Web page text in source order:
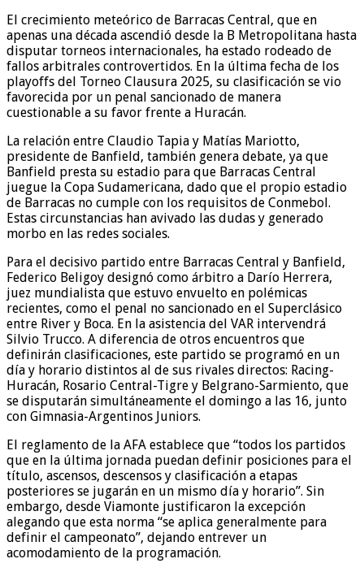
El crecimiento meteórico de Barracas Central, que en
apenas una década ascendió desde la B Metropolitana hasta
disputar torneos internacionales, ha estado rodeado de
fallos arbitrales controvertidos. En la última fecha de los
playoffs del Torneo Clausura 2025, su clasificación se vio
favorecida por un penal sancionado de manera
cuestionable a su favor frente a Huracán.
La relación entre Claudio Tapia y Matías Mariotto,
presidente de Banfield, también genera debate, ya que
Banfield presta su estadio para que Barracas Central
juegue la Copa Sudamericana, dado que el propio estadio
de Barracas no cumple con los requisitos de Conmebol.
Estas circunstancias han avivado las dudas y generado
morbo en las redes sociales.
Para el decisivo partido entre Barracas Central y Banfield,
Federico Beligoy designó como árbitro a Darío Herrera,
juez mundialista que estuvo envuelto en polémicas
recientes, como el penal no sancionado en el Superclásico
entre River y Boca. En la asistencia del VAR intervendrá
Silvio Trucco. A diferencia de otros encuentros que
definirán clasificaciones, este partido se programó en un
día y horario distintos al de sus rivales directos: Racing-
Huracán, Rosario Central-Tigre y Belgrano-Sarmiento, que
se disputarán simultáneamente el domingo a las 16, junto
con Gimnasia-Argentinos Juniors.
El reglamento de la AFA establece que “todos los partidos
que en la última jornada puedan definir posiciones para el
título, ascensos, descensos y clasificación a etapas
posteriores se jugarán en un mismo día y horario”. Sin
embargo, desde Viamonte justificaron la excepción
alegando que esta norma “se aplica generalmente para
definir el campeonato”, dejando entrever un
acomodamiento de la programación.